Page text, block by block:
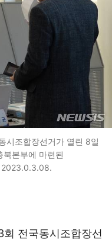
시조합장선거가 열린 8일
북본부에 마련된
2023.0.3.08.
전국동시조합장선